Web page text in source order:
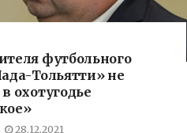
футбольного
Тольятти» не
охотугодье
28.12.2021